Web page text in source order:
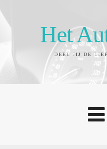
Het
DEEL JIJ DE